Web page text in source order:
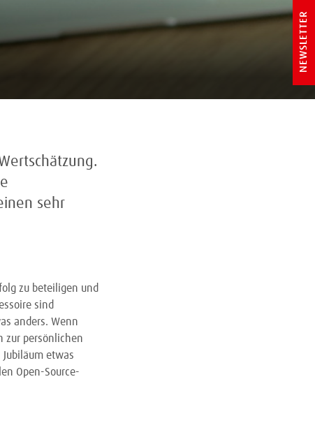
sehr
zu beteiligen und
sind
anders. Wenn
zur persönlichen
etwas
Open-Source-
NEWSLETTER